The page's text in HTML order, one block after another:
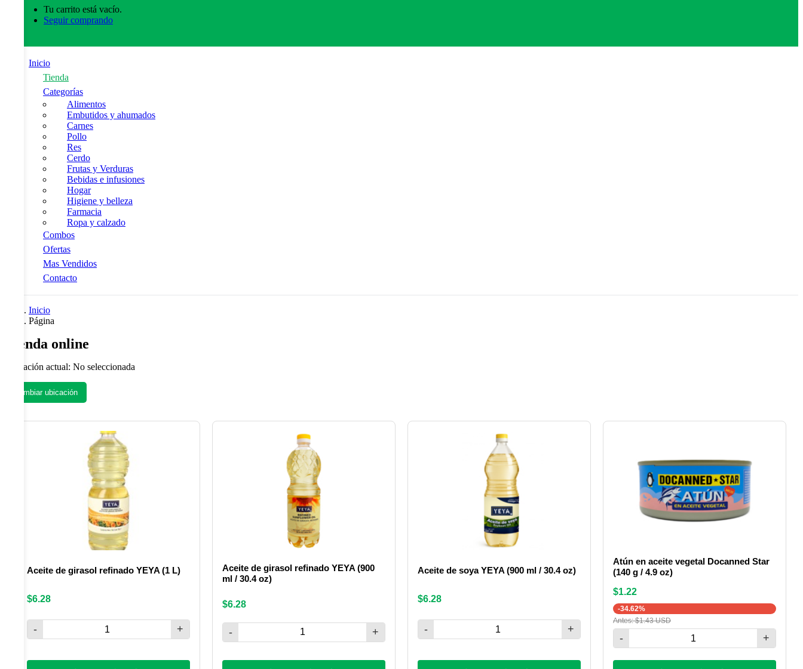
Tu carrito está vacío.
Seguir comprando
Inicio
Tienda
Categorías
Alimentos
Embutidos y ahumados
Carnes
Pollo
Res
Cerdo
Frutas y Verduras
Bebidas e infusiones
Hogar
Higiene y belleza
Farmacia
Ropa y calzado
Combos
Ofertas
Mas Vendidos
Contacto
Inicio
Página
Tienda online
Ubicación actual: No seleccionada
Cambiar ubicación